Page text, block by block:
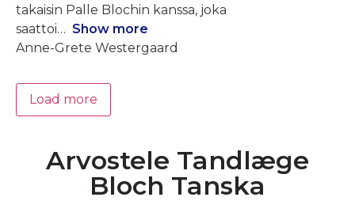
takaisin Palle Blochin kanssa, joka
saattoi
Show more
Anne-Grete Westergaard
Load more
Arvostele Tandlæge
Bloch Tanska